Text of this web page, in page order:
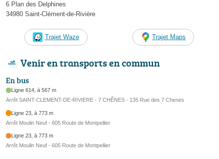
6 Plan des Delphines
34980 Saint-Clément-de-Rivière
Trajet Waze Trajet Maps
Venir en transports en commun
En bus
Ligne 614, à 567 m
Arrêt SAINT-CLEMENT-DE-RIVIERE - 7 CHÊNES - 135 Rue des 7 Chenes
Ligne 23, à 773 m
Arrêt Moulin Neuf - 605 Route de Montpellier
Ligne 23, à 773 m
Arrêt Moulin Neuf - 605 Route de Montpellier